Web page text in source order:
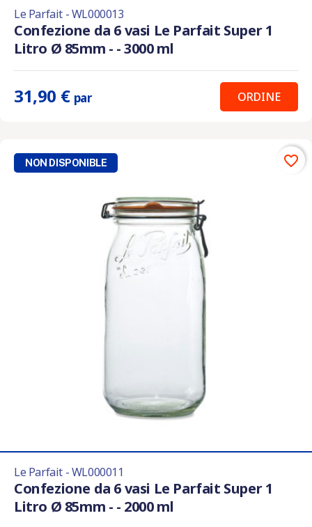
Le Parfait - WL000013
Confezione da 6 vasi Le Parfait Super 1
Litro Ø 85mm - - 3000 ml
31,90 € par ORDINE
Le Parfait - WL000011
Confezione da 6 vasi Le Parfait Super 1
Litro Ø 85mm - - 2000 ml
NON DISPONIBLE favorite_border